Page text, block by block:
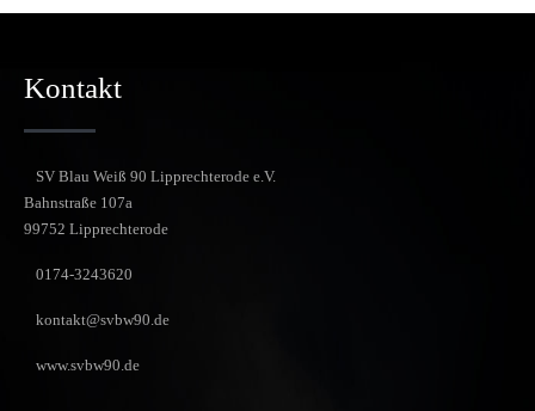
Kontakt
SV Blau Weiß 90 Lipprechterode e.V.
Bahnstraße 107a
99752 Lipprechterode
0174-3243620
kontakt@svbw90.de
www.svbw90.de